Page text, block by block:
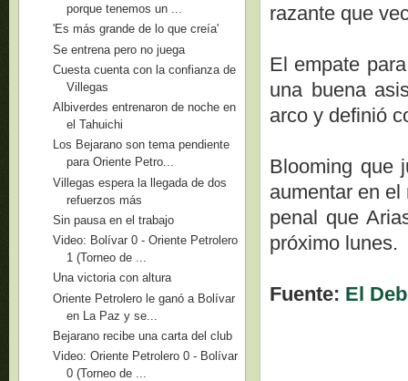
razante que
El empate
una buena
arco y definió
Blooming que
aumentar en
penal que
próximo lunes.
Fuente: El
porque tenemos un ...
'Es más grande de lo que creía'
Se entrena pero no juega
Cuesta cuenta con la confianza de
Villegas
Albiverdes entrenaron de noche en
el Tahuichi
Los Bejarano son tema pendiente
para Oriente Petro...
Villegas espera la llegada de dos
refuerzos más
Sin pausa en el trabajo
Video: Bolívar 0 - Oriente Petrolero
1 (Torneo de ...
Una victoria con altura
Oriente Petrolero le ganó a Bolívar
en La Paz y se...
Bejarano recibe una carta del club
Video: Oriente Petrolero 0 - Bolívar
0 (Torneo de ...